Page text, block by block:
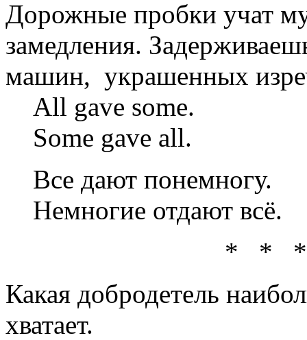
Дорожные пробки учат
замедления.
машин, украшенных
All gave some.
Some gave all.
Все дают понемногу.
Немногие отдают всё.
* * *
Какая добродетель
хватает.